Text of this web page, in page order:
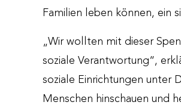
Familien leben können, ein
„Wir wollten mit dieser
soziale Verantwortung“,
soziale Einrichtungen unter
Menschen hinschauen und